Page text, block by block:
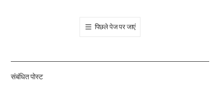
톡
공
기
पिछले पेज पर जाएं
संबंधित पोस्ट